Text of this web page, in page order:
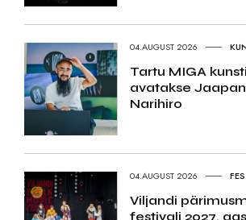
04.AUGUST 2026
Tartu MIGA
avatakse
Narihiro
04.AUGUST 2026
Viljandi
festivali 2027.